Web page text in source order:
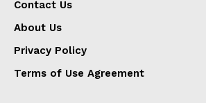
Contact Us
About Us
Privacy Policy
Terms of Use Agreement